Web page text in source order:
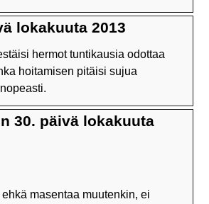
lokakuuta 2013
hermot tuntikausia odottaa
hoitamisen pitäisi sujua
30. päivä lokakuuta
masentaa muutenkin, ei